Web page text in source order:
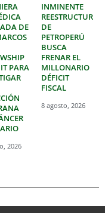
DE
PARA
2026
INMINENTE
DE
PETROPERÚ
BUSCA
FRENAR EL
MILLONARIO
DÉFICIT
FISCAL
8 agosto, 2026